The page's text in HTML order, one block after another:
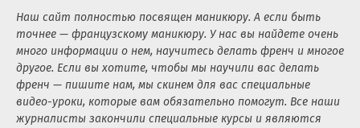
Наш сайт полностью посвящен маникюру. А если быть
точнее — французскому маникюру. У нас вы найдете очень
много информации о нем, научитесь делать френч и многое
другое. Если вы хотите, чтобы мы научили вас делать
френч — пишите нам, мы скинем для вас специальные
видео-уроки, которые вам обязательно помогут. Все наши
журналисты закончили специальные курсы и являются